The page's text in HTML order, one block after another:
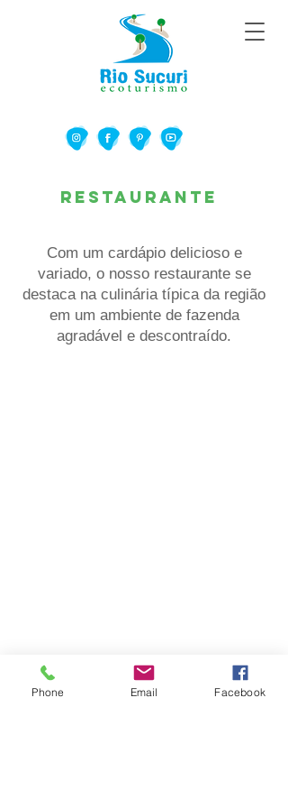
reSTAURANTE
Com um cardápio delicioso e
variado, o nosso restaurante se
destaca na culinária típica da região
em um ambiente de fazenda
agradável e descontraído.
Phone Email Facebook